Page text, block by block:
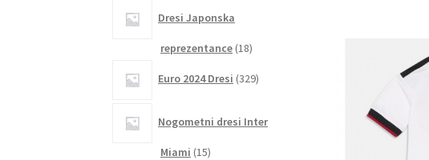
Dresi Japonska
reprezentance 1818
Euro 2024 Dresi 329izdelkov
Nogometni dresi Inter
Miami 1515